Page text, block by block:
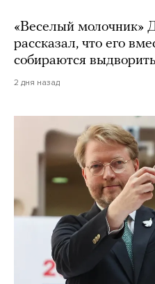
«Веселый молочник»
рассказал, что его
собираются
2 дня назад